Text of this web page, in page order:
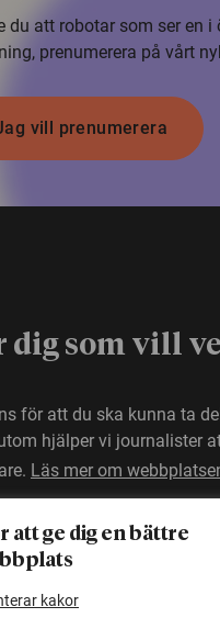
att ge dig en bättre
kakor
du att robotar som ser en
prenumerera på vårt
vill prenumerera
dig som vill
för att du ska kunna ta
hjälper vi journalister
Läs mer om